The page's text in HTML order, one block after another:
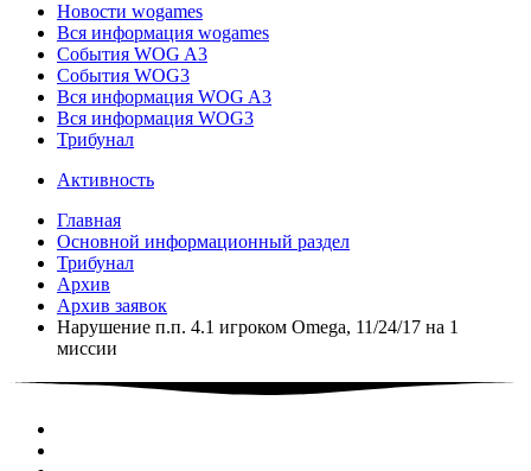
Новости wogames
Вся информация wogames
События WOG A3
События WOG3
Вся информация WOG A3
Вся информация WOG3
Трибунал
Активность
Главная
Основной информационный раздел
Трибунал
Архив
Архив заявок
Нарушение п.п. 4.1 игроком Omega, 11/24/17 на 1
миссии